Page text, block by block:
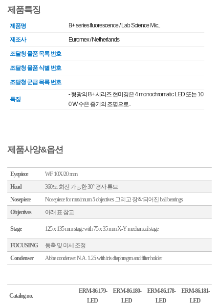
제품특징
제품명 B+ series fluorescence / Lab Science Mic..
제조사 Euromex / Netherlands
조달청 물품 목록 번호
조달청 물품 식별 번호
조달청 군급 목록 번호
특징
- 형광의 B+ 시리즈 현미경은 4 monochromatic LED 또는 10
0 W 수은 증기의 조명으로..
제품사양&옵션
Eyepiece
WF 10X/20 mm
Head
360도 회전 가능한 30° 경사 튜브
Nosepiece
Nosepiece for maximum 5 objectives 그리고 장착되어진 ball bearings
Objectives
아래 표 참고
Stage 125 x 135 mm stage with 75 x 35 mm X-Y mechanical stage
FOCUSING
동축 및 미세 조정
Condenser
Abbe condenser N.A. 1.25 with iris diaphragm and filter holder
Catalog no.
ERM-86.179-
LED
ERM-86.180-
LED
ERM-86.178-
LED
ERM-86.181-
LED